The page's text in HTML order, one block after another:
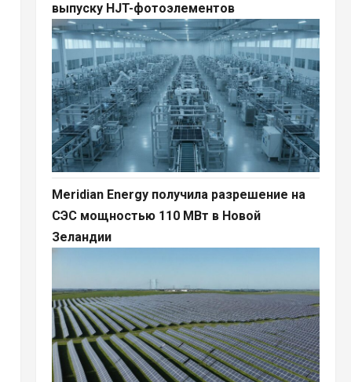
выпуску HJT-фотоэлементов
Meridian Energy получила разрешение на
СЭС мощностью 110 МВт в Новой
Зеландии